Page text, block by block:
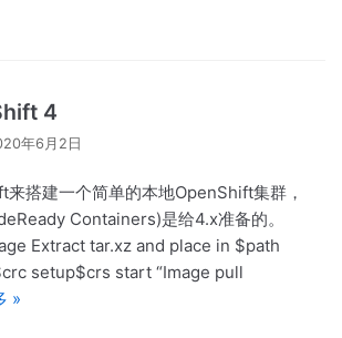
4
年6月2日
搭建一个简单的本地OpenShift集群，
Containers)是给4.x准备的。
Extract tar.xz and place in $path
setup$crs start “Image pull
»